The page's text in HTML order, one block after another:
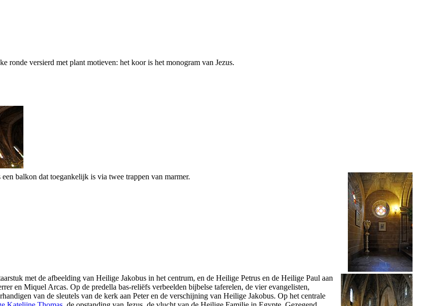
ronde versierd met plant motieven: het koor is het monogram van Jezus.
balkon dat toegankelijk is via twee trappen van marmer.
met de afbeelding van Heilige Jakobus in het centrum, en de Heilige Petrus en de Heilige Paul aan
en Miquel Arcas. Op de predella bas-reliëfs verbeelden bijbelse taferelen, de vier evangelisten,
van de sleutels van de kerk aan Peter en de verschijning van Heilige Jakobus. Op het centrale